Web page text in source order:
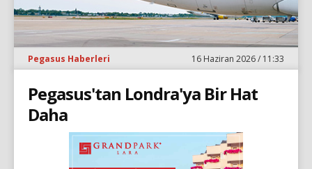
Pegasus Haberleri 16 Haziran 2026 / 11:33
Pegasus'tan Londra'ya Bir Hat
Daha